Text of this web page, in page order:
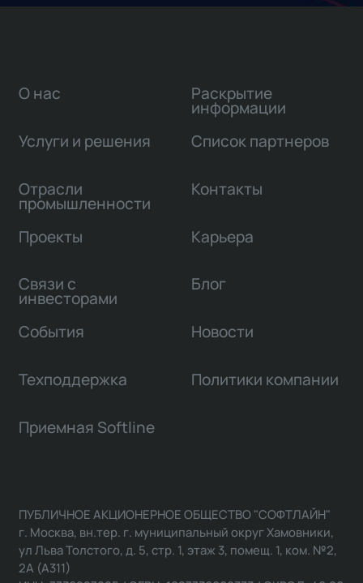
О нас
Услуги и решения
Отрасли
промышленности
Проекты
Связи с
инвесторами
Раскрытие
информации
Список партнеров
Контакты
Карьера
Блог
События Новости
Техподдержка Политики компании
Приемная Softline
ПУБЛИЧНОЕ АКЦИОНЕРНОЕ ОБЩЕСТВО "СОФТЛАЙН"
г. Москва, вн.тер. г. муниципальный округ Хамовники,
ул Льва Толстого, д. 5, стр. 1, этаж 3, помещ. 1, ком. №2,
2А (А311)